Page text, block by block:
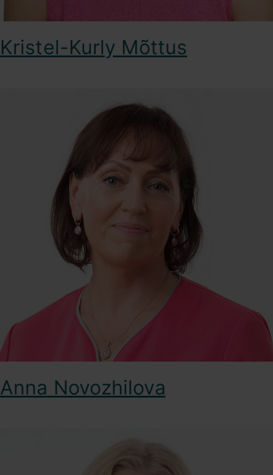
Kristel-Kurly Mõttus
Anna Novozhilova